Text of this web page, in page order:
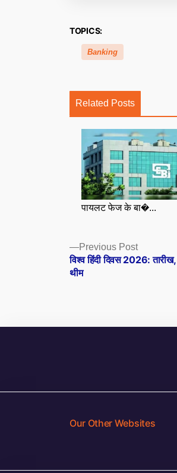
TOPICS:
Banking
Related Posts
पायलट फेज के बा�...
Posts
navigation
Previous PostPrevious
post:
विश्व हिंदी दिवस 2026: तारीख,
थीम
Our Other Websites